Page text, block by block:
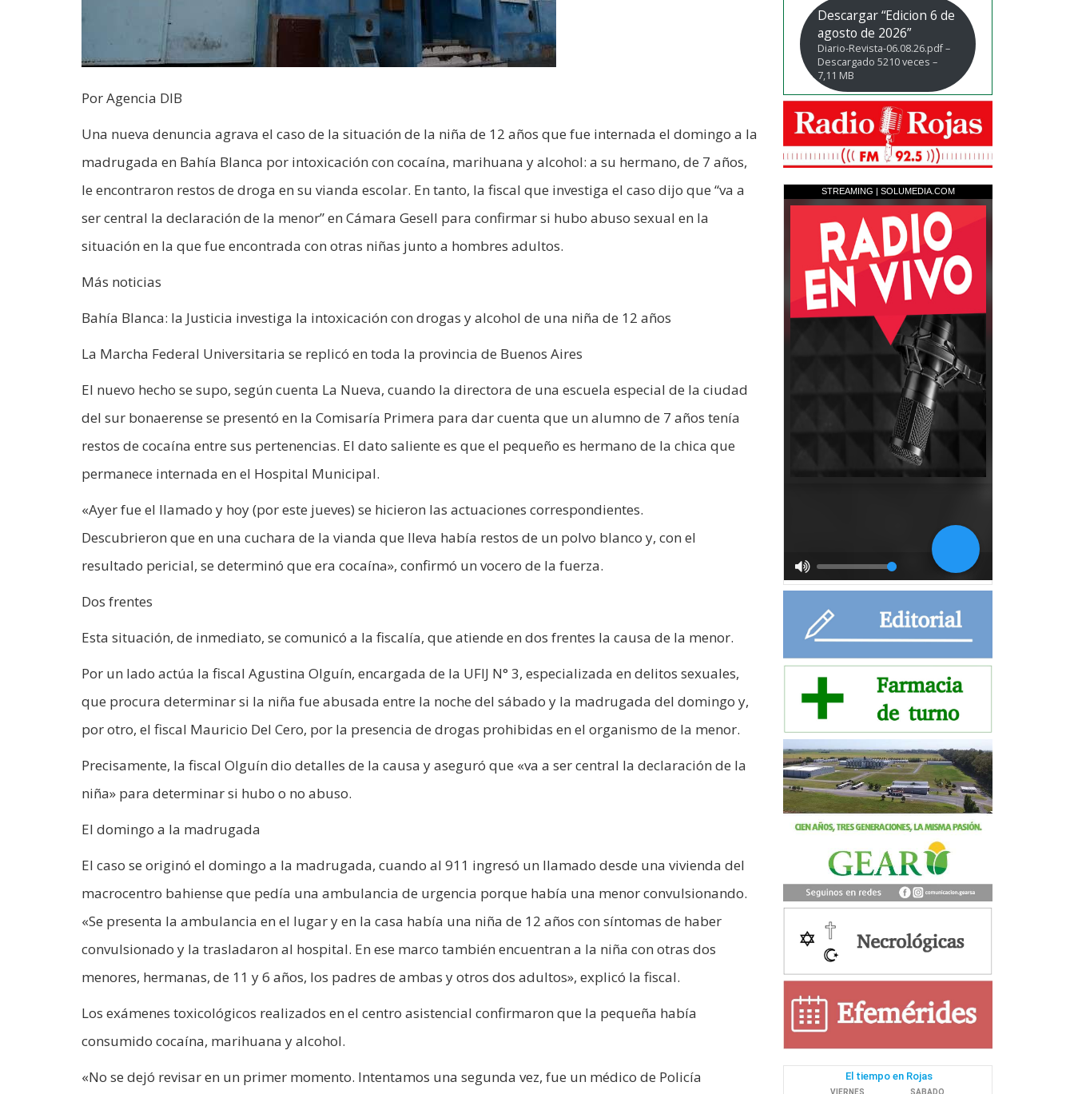
Por Agencia DIB
Una nueva denuncia agrava el caso de la situación de la niña de 12 años que fue internada el domingo a la
madrugada en Bahía Blanca por intoxicación con cocaína, marihuana y alcohol: a su hermano, de 7 años,
le encontraron restos de droga en su vianda escolar. En tanto, la fiscal que investiga el caso dijo que “va a
ser central la declaración de la menor” en Cámara Gesell para confirmar si hubo abuso sexual en la
situación en la que fue encontrada con otras niñas junto a hombres adultos.
Más noticias
Bahía Blanca: la Justicia investiga la intoxicación con drogas y alcohol de una niña de 12 años
La Marcha Federal Universitaria se replicó en toda la provincia de Buenos Aires
El nuevo hecho se supo, según cuenta La Nueva, cuando la directora de una escuela especial de la ciudad
del sur bonaerense se presentó en la Comisaría Primera para dar cuenta que un alumno de 7 años tenía
restos de cocaína entre sus pertenencias. El dato saliente es que el pequeño es hermano de la chica que
permanece internada en el Hospital Municipal.
«Ayer fue el llamado y hoy (por este jueves) se hicieron las actuaciones correspondientes.
Descubrieron que en una cuchara de la vianda que lleva había restos de un polvo blanco y, con el
resultado pericial, se determinó que era cocaína», confirmó un vocero de la fuerza.
Dos frentes
Esta situación, de inmediato, se comunicó a la fiscalía, que atiende en dos frentes la causa de la menor.
Por un lado actúa la fiscal Agustina Olguín, encargada de la UFIJ N° 3, especializada en delitos sexuales,
que procura determinar si la niña fue abusada entre la noche del sábado y la madrugada del domingo y,
por otro, el fiscal Mauricio Del Cero, por la presencia de drogas prohibidas en el organismo de la menor.
Precisamente, la fiscal Olguín dio detalles de la causa y aseguró que «va a ser central la declaración de la
niña» para determinar si hubo o no abuso.
El domingo a la madrugada
El caso se originó el domingo a la madrugada, cuando al 911 ingresó un llamado desde una vivienda del
macrocentro bahiense que pedía una ambulancia de urgencia porque había una menor convulsionando.
«Se presenta la ambulancia en el lugar y en la casa había una niña de 12 años con síntomas de haber
convulsionado y la trasladaron al hospital. En ese marco también encuentran a la niña con otras dos
menores, hermanas, de 11 y 6 años, los padres de ambas y otros dos adultos», explicó la fiscal.
Los exámenes toxicológicos realizados en el centro asistencial confirmaron que la pequeña había
consumido cocaína, marihuana y alcohol.
«No se dejó revisar en un primer momento. Intentamos una segunda vez, fue un médico de Policía
Descargar “Edicion 6 de
agosto de 2026”
Diario-Revista-06.08.26.pdf –
Descargado 5210 veces –
7,11 MB